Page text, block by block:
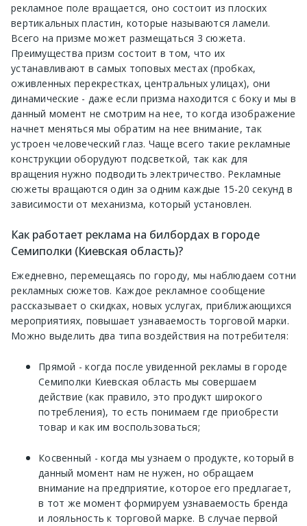
рекламное поле вращается, оно состоит из плоских
вертикальных пластин, которые называются ламели.
Всего на призме может размещаться 3 сюжета.
Преимущества призм состоит в том, что их
устанавливают в самых топовых местах (пробках,
оживленных перекрестках, центральных улицах), они
динамические - даже если призма находится с боку и мы в
данный момент не смотрим на нее, то когда изображение
начнет меняться мы обратим на нее внимание, так
устроен человеческий глаз. Чаще всего такие рекламные
конструкции оборудуют подсветкой, так как для
вращения нужно подводить электричество. Рекламные
сюжеты вращаются один за одним каждые 15-20 секунд в
зависимости от механизма, который установлен.
Как работает реклама на билбордах в городе
Семиполки (Киевская область)?
Ежедневно, перемещаясь по городу, мы наблюдаем сотни
рекламных сюжетов. Каждое рекламное сообщение
рассказывает о скидках, новых услугах, приближающихся
мероприятиях, повышает узнаваемость торговой марки.
Можно выделить два типа воздействия на потребителя:
Прямой - когда после увиденной рекламы в городе
Семиполки Киевская область мы совершаем
действие (как правило, это продукт широкого
потребления), то есть понимаем где приобрести
товар и как им воспользоваться;
Косвенный - когда мы узнаем о продукте, который в
данный момент нам не нужен, но обращаем
внимание на предприятие, которое его предлагает,
в тот же момент формируем узнаваемость бренда
и лояльность к торговой марке. В случае первой